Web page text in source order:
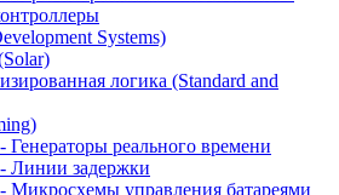
Systems)
логика (Standard and
реального времени
Линии задержки
Микросхемы управления батареями